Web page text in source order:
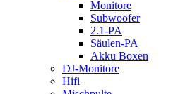
Monitore
Subwoofer
2.1-PA
Säulen-PA
Akku Boxen
DJ-Monitore
Hifi